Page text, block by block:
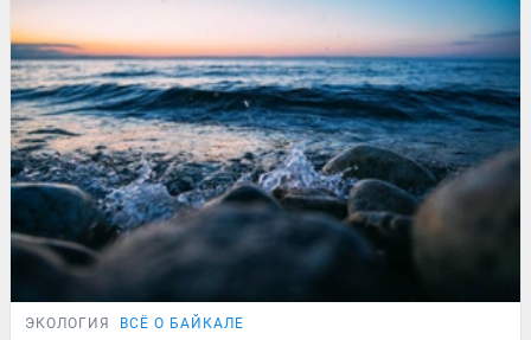
ЭКОЛОГИЯ ВСЁ О БАЙКАЛЕ